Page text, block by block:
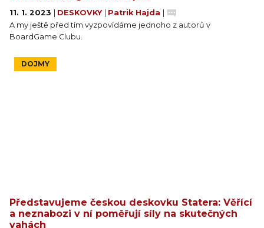
11. 1. 2023 DESKOVKY Patrik Hajda
A my ještě před tím vyzpovídáme jednoho z autorů v
BoardGame Clubu.
DOJMY
Představujeme českou deskovku Statera: Věřící
a neznabozi v ní poměřují síly na skutečných
vahách